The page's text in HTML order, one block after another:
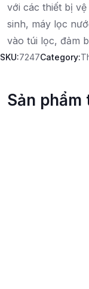
với các thiết bị
sinh, máy lọc
vào túi lọc, đảm
SKU:7247Category:
Sản